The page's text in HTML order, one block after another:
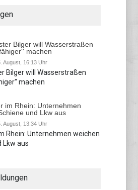
August, 16:13 Uhr
Bilger will Wasserstraßen
machen
August, 13:34 Uhr
Rhein: Unternehmen weichen
Lkw aus